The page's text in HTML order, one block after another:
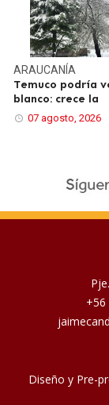
ARAUCANÍA
Temuco podría
blanco: crece la
07 agosto, 2026
+56
Diseño y Pre-